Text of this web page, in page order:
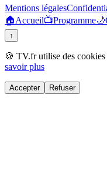
Mentions légales
🏠Accueil📺Programme🌙
↑
🍪 TV.fr utilise des
savoir plus
Accepter Refuser